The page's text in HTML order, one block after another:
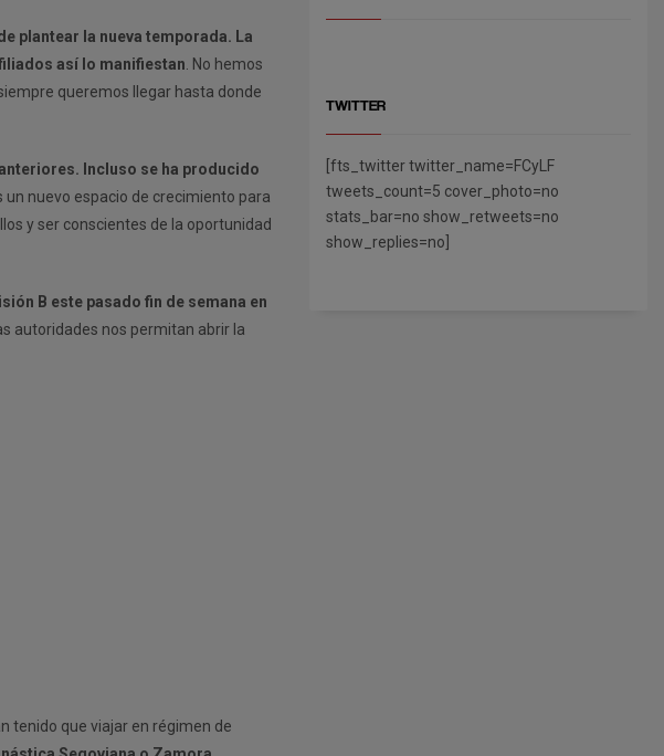
plantear la nueva temporada. La
así lo manifiestan . No hemos
queremos llegar hasta donde
Incluso se ha producido
nuevo espacio de crecimiento para
y ser conscientes de la oportunidad
B este pasado fin de semana en
autoridades nos permitan abrir la
tenido que viajar en régimen de
TWITTER
[fts_twitter twitter_name=FCyLF
tweets_count=5 cover_photo=no
stats_bar=no show_retweets=no
show_replies=no]